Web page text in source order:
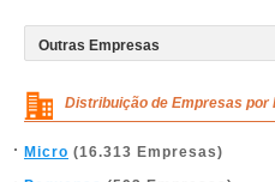
Distribuição de Empresas por
Micro (16.313 Empresas)